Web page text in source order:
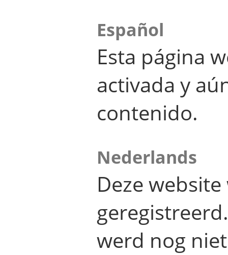
Español
Esta página
activada y
contenido.
Nederlands
Deze
werd nog